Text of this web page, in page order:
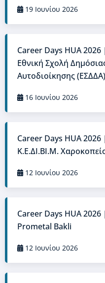
19 Ιουνίου 2026
Career Days HUA
Εθνική Σχολή
Αυτοδιοίκησης (ΕΣΔΔΑ)
16 Ιουνίου 2026
Career Days HUA
Κ.Ε.ΔΙ.ΒΙ.Μ.
12 Ιουνίου 2026
Career Days HUA
Prometal Bakli
12 Ιουνίου 2026